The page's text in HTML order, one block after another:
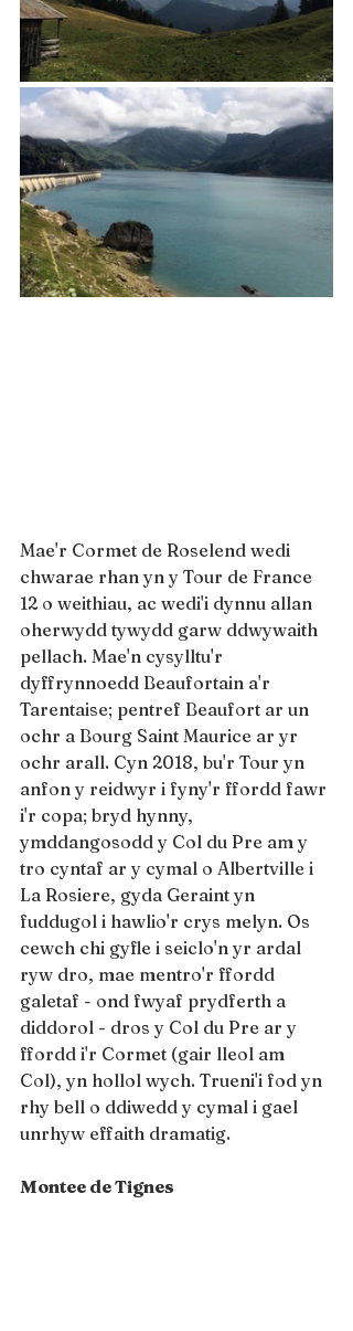
Mae'r Cormet de Roselend wedi
chwarae rhan yn y Tour de France
12 o weithiau, ac wedi'i dynnu allan
oherwydd tywydd garw ddwywaith
pellach. Mae'n cysylltu'r
dyffrynnoedd Beaufortain a'r
Tarentaise; pentref Beaufort ar un
ochr a Bourg Saint Maurice ar yr
ochr arall. Cyn 2018, bu'r Tour yn
anfon y reidwyr i fyny'r ffordd fawr
i'r copa; bryd hynny,
ymddangosodd y Col du Pre am y
tro cyntaf ar y cymal o Albertville i
La Rosiere, gyda Geraint yn
fuddugol i hawlio'r crys melyn. Os
cewch chi gyfle i seiclo'n yr ardal
ryw dro, mae mentro'r ffordd
galetaf - ond fwyaf prydferth a
diddorol - dros y Col du Pre ar y
ffordd i'r Cormet (gair lleol am
Col), yn hollol wych. Trueni'i fod yn
rhy bell o ddiwedd y cymal i gael
unrhyw effaith dramatig.
Montee de Tignes